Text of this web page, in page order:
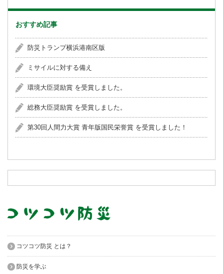
おすすめ記事
防災トランプ横浜港南区版
ミサイルに対する備え
環境大臣奨励賞 を受賞しました。
総務大臣奨励賞 を受賞しました。
第30回人間力大賞 青年版国民栄誉賞 を受賞しました！
コツコツ防災 とは？
防災を学ぶ